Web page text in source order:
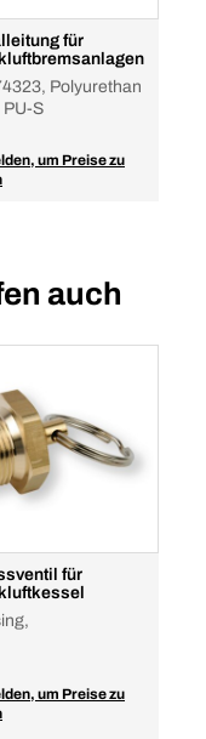
für
Polyurethan
PU-S
um Preise zu
auch
für
um Preise zu